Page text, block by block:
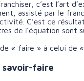
c’est l’art
assisté par le
C’est ce
de l’équation sont
« faire » à celui de
savoir-faire